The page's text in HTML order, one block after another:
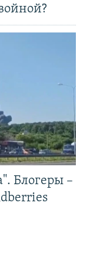
Блогеры –